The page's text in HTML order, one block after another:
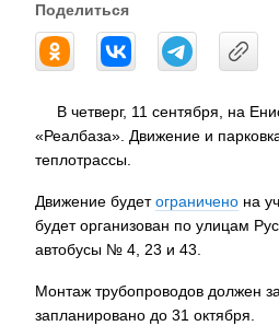
Поделиться
В четверг, 11 сентября, на
«Реалбаза». Движение и
теплотрассы.
Движение будетограничено на
будет организован по улицам
автобусы № 4, 23 и 43.
Монтаж трубопроводов должен
запланировано до 31 октября.